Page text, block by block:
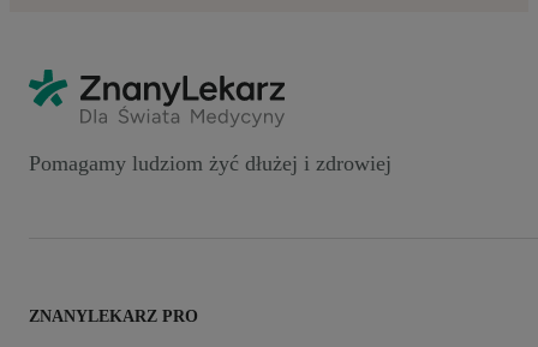
Pomagamy ludziom żyć dłużej i zdrowiej
ZNANYLEKARZ PRO